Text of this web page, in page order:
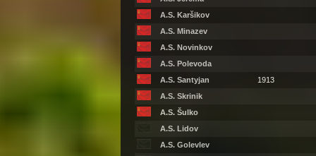
A.S. Karšikov
A.S. Minazev
A.S. Novinkov
A.S. Polevoda
A.S. Santyjan
1913
A.S. Skrinik
A.S. Šulko
A.S. Lidov
A.S. Golevlev